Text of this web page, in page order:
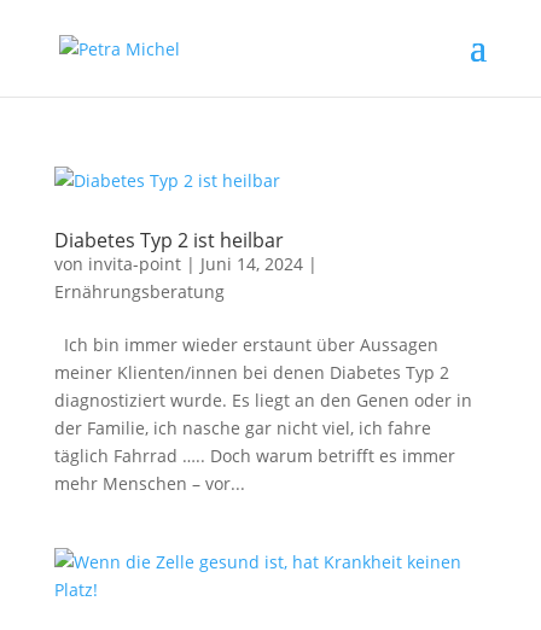
Diabetes Typ 2 ist heilbar
von invita-point| Juni 14, 2024|
Ernährungsberatung
Ich bin immer wieder erstaunt über Aussagen
meiner Klienten/innen bei denen Diabetes Typ 2
diagnostiziert wurde. Es liegt an den Genen oder in
der Familie, ich nasche gar nicht viel, ich fahre
täglich Fahrrad ….. Doch warum betrifft es immer
mehr Menschen – vor...